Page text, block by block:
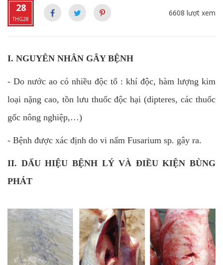
28
THG28
6608 lượt xem
I. NGUYÊN NHÂN GÂY BỆNH
- Do nước ao có nhiều độc tố : khí độc, hàm lượng kim
loại nặng cao, tồn lưu thuốc độc hại (dipteres, các thuốc
gốc nông nghiệp,…)
- Bệnh được xác định do vi nấm Fusarium sp. gây ra.
II. DẤU HIỆU BỆNH LÝ VÀ ĐIỀU KIỆN BÙNG
PHÁT